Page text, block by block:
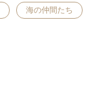
海の仲間たち